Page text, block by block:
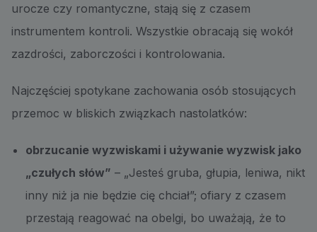
urocze czy romantyczne, stają się z czasem
instrumentem kontroli. Wszystkie obracają się wokół
zazdrości, zaborczości i kontrolowania.
Najczęściej spotykane zachowania osób stosujących
przemoc w bliskich związkach nastolatków:
obrzucanie wyzwiskami i używanie wyzwisk jako
„czułych słów” – „Jesteś gruba, głupia, leniwa, nikt
inny niż ja nie będzie cię chciał”; ofiary z czasem
przestają reagować na obelgi, bo uważają, że to